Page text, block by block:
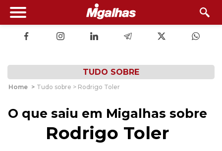
TUDO SOBRE
Home > Tudo sobre > Rodrigo Toler
O que saiu em Migalhas sobre
Rodrigo Toler